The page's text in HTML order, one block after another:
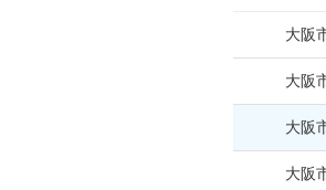
大阪
大阪
大阪
大阪